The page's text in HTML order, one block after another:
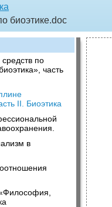
биоэтике.doc
по
часть
II. Биоэтика
в